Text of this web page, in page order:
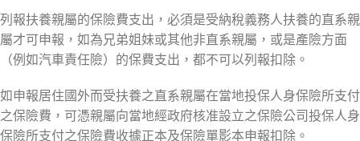
列報扶養親屬的保險費支出，必須是受納稅義務人扶養的直系親
屬才可申報，如為兄弟姐妹或其他非直系親屬，或是產險方面
（例如汽車責任險）的保費支出，都不可以列報扣除。
如申報居住國外而受扶養之直系親屬在當地投保人身保險所支付
之保險費，可憑親屬向當地經政府核准設立之保險公司投保人身
保險所支付之保險費收據正本及保險單影本申報扣除。